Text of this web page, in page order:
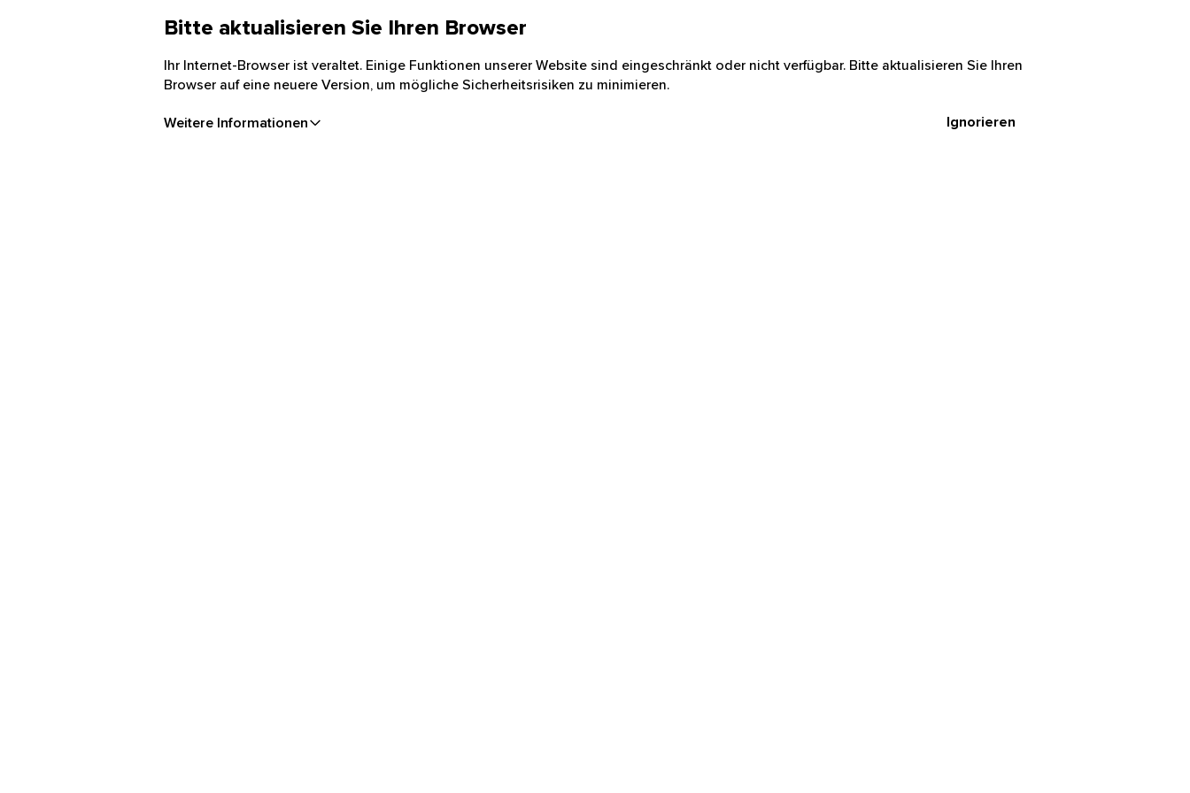
Bitte aktualisieren Sie Ihren Browser
Ihr Internet-Browser ist veraltet. Einige Funktionen unserer Website sind eingeschränkt oder nicht verfügbar. Bitte aktualisieren Sie Ihren
Browser auf eine neuere Version, um mögliche Sicherheitsrisiken zu minimieren.
Weitere Informationen Ignorieren